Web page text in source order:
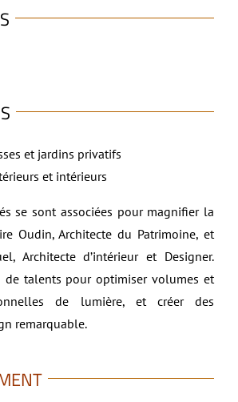
et jardins privatifs
et intérieurs
se sont associées pour magnifier la
Oudin, Architecte du Patrimoine, et
Architecte d’intérieur et Designer.
de talents pour optimiser volumes et
de lumière, et créer des
remarquable.